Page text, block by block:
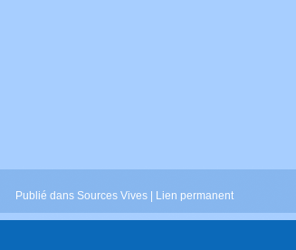
Publié dans Sources Vives | Lien permanent